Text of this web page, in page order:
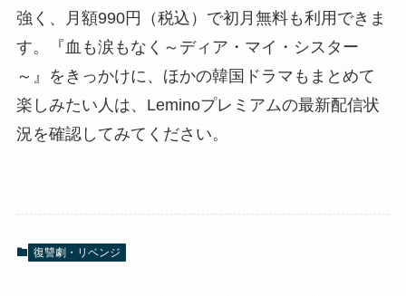
強く、月額990円（税込）で初月無料も利用できま
す。『血も涙もなく～ディア・マイ・シスター
～』をきっかけに、ほかの韓国ドラマもまとめて
楽しみたい人は、Leminoプレミアムの最新配信状
況を確認してみてください。
復讐劇・リベンジ